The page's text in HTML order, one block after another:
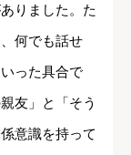
りました。た
何でも話せ
った具合で
友」と「そう
意識を持って